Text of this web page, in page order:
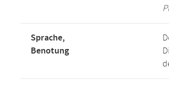
Sprache,
Benotung